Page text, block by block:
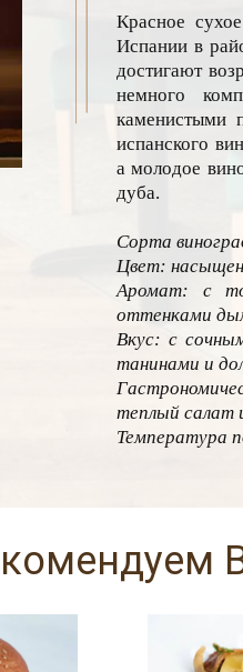
Красное
Испании в
достигают
немного
каменистыми
испанского
а молодое
дуба.
Сорта
Цвет:
Аромат: с
оттенками
Вкус: с
танинами и
теплый салат
Температура